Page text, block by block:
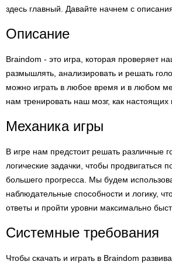
здесь главный. Давайте начнем с
Описание
Braindom - это игра, которая проверяет
размышлять, анализировать и решать
можно играть в любое время и в любом
нам тренировать наш мозг, как настоящих
Механика игры
В игре нам предстоит решать различные
логические задачки, чтобы продвигаться
большего прогресса. Мы будем
наблюдательные способности и логику,
ответы и пройти уровни максимально
Системные требования
Чтобы скачать и играть в Braindom